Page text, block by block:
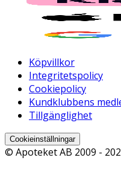
Köpvillkor
Integritetspolicy
Cookiepolicy
Kundklubbens
Tillgänglighet
Cookieinställningar
© Apoteket AB 2009 -